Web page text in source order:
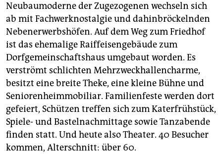
Neubaumoderne der Zugezogenen wechseln sich
ab mit Fachwerknostalgie und dahinbröckelnden
Nebenerwerbshöfen. Auf dem Weg zum Friedhof
ist das ehemalige Raiffeisengebäude zum
Dorfgemeinschaftshaus umgebaut worden. Es
verströmt schlichten Mehrzweckhallencharme,
besitzt eine breite Theke, eine kleine Bühne und
Seniorenheimmobiliar. Familienfeste werden dort
gefeiert, Schützen treffen sich zum Katerfrühstück,
Spiele- und Bastelnachmittage sowie Tanzabende
finden statt. Und heute also Theater. 40 Besucher
kommen, Alterschnitt: über 60.